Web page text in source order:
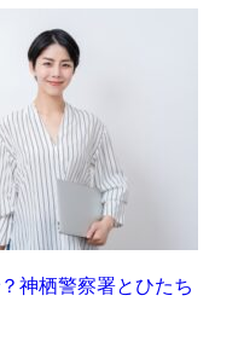
神栖警察署とひたち